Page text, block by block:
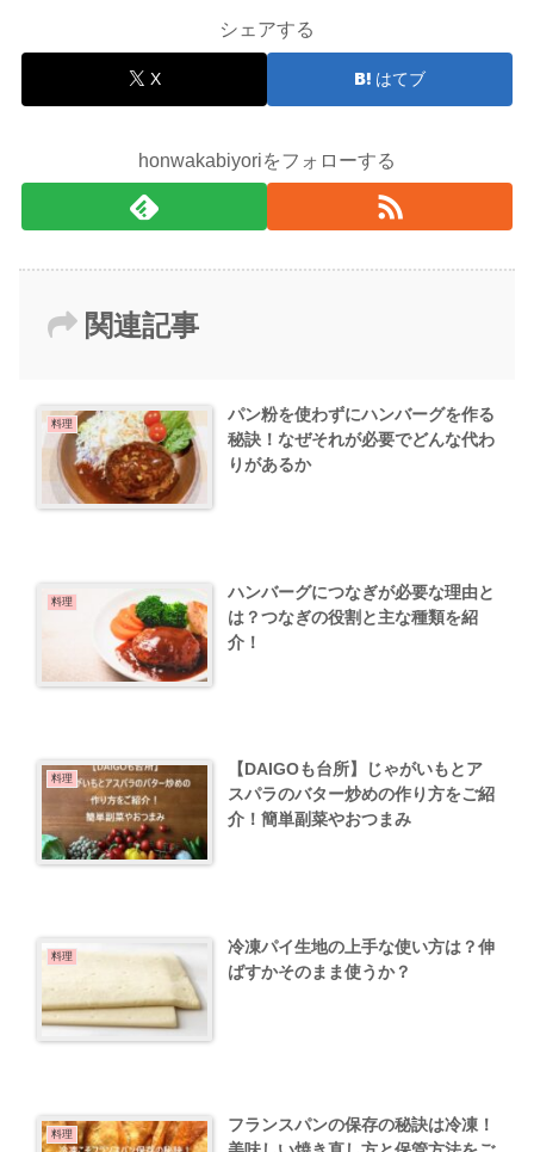
シェアする
X はてブ
honwakabiyoriをフォローする
関連記事
料理
パン粉を使わずにハンバーグを作る
秘訣！なぜそれが必要でどんな代わ
りがあるか
料理
ハンバーグにつなぎが必要な理由と
は？つなぎの役割と主な種類を紹
介！
料理
【DAIGOも台所】じゃがいもとア
スパラのバター炒めの作り方をご紹
介！簡単副菜やおつまみ
料理
冷凍パイ生地の上手な使い方は？伸
ばすかそのまま使うか？
料理
フランスパンの保存の秘訣は冷凍！